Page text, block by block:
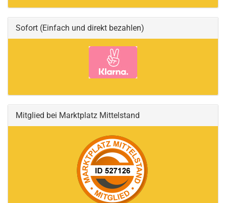
Sofort (Einfach und direkt bezahlen)
Mitglied bei Marktplatz Mittelstand